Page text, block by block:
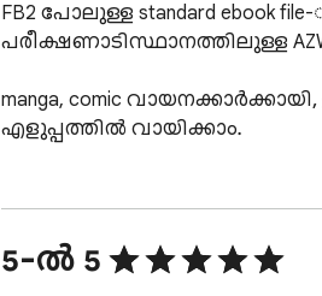
FB2 പോലുള്ള standard ebook
പരീക്ഷണാടിസ്ഥാനത്തിലുള്ള
manga, comic
എളുപ്പത്തിൽ വായിക്കാം.
Reading App-ൽ രണ്ട് reading
• സാധാരണ പുസ്തകവായന
5-ൽ 5